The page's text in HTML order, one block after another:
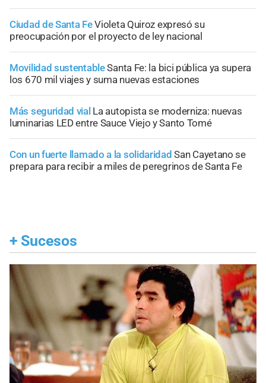
Ciudad de Santa FeVioleta Quiroz expresó su
preocupación por el proyecto de ley nacional
Movilidad sustentableSanta Fe: la bici pública ya supera
los 670 mil viajes y suma nuevas estaciones
Más seguridad vial La autopista se moderniza: nuevas
luminarias LED entre Sauce Viejo y Santo Tomé
Con un fuerte llamado a la solidaridad San Cayetano se
prepara para recibir a miles de peregrinos de Santa Fe
+ Sucesos